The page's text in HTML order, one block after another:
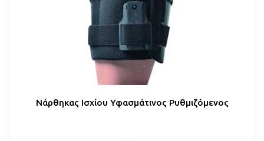
Νάρθηκας Ισχίου Υφασμάτινος Ρυθμιζόμενος